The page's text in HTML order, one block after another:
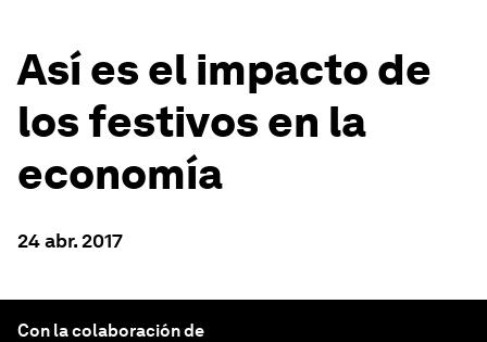
Así es el impacto de
los festivos en la
economía
24 abr. 2017
Con la colaboración de